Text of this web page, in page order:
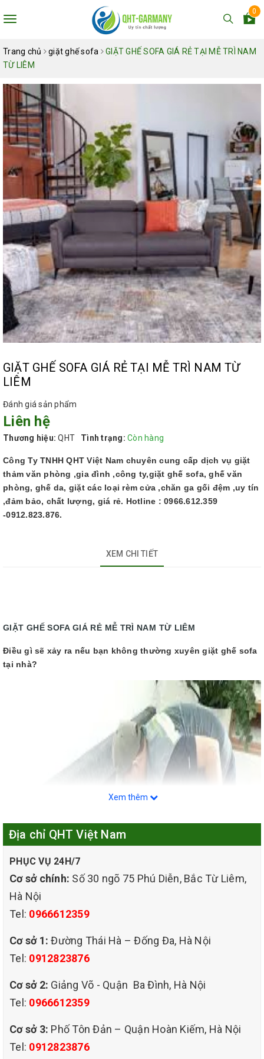
Toggle
0
Trang chủ giặt ghế sofa
GIẶT GHẾ SOFA GIÁ RẺ TẠI MỄ TRÌ NAM
TỪ LIÊM
GIẶT GHẾ SOFA GIÁ RẺ TẠI MỄ TRÌ NAM TỪ
LIÊM
Đánh giá sản phẩm
Liên hệ
Thương hiệu: QHT Tình trạng: Còn hàng
Công Ty TNHH QHT Việt Nam chuyên cung cấp dịch vụ giặt
thảm văn phòng ,gia đình ,công ty,giặt ghế sofa, ghế văn
phòng, ghế da, giặt các loại rèm cửa ,chăn ga gối đệm ,uy tín
,đảm bảo, chất lượng, giá rẻ. Hotline : 0966.612.359
-0912.823.876.
XEM CHI TIẾT
GIẶT GHẾ SOFA GIÁ RẺ MỄ TRÌ NAM TỪ LIÊM
Điều gì sẽ xảy ra nếu bạn không thường xuyên giặt ghế sofa
tại nhà?
Sofa là một trong những đồ nội thất quen thuộc trong các gia đình
hiện nay, được ưa chuộng vì sự êm ái, thoải mái nhưng không
kém phần sang trọng, góp phần đem lại sự hài hòa cho không
Xem thêm
Địa chỉ QHT Việt Nam
PHỤC VỤ 24H/7
Cơ sở chính: Số 30 ngõ 75 Phú Diễn, Bắc Từ Liêm,
Hà Nội
Tel: 0966612359
Cơ sở 1: Đường Thái Hà – Đống Đa, Hà Nội
Tel: 0912823876
Cơ sở 2: Giảng Võ - Quận Ba Đình, Hà Nội
Tel: 0966612359
Cơ sở 3: Phố Tôn Đản – Quận Hoàn Kiếm, Hà Nội
Tel: 0912823876